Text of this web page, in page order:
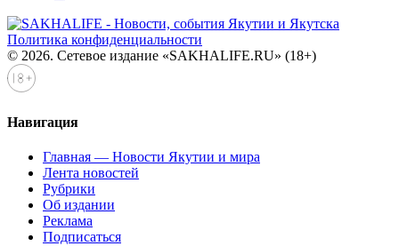
Политика конфиденциальности
© 2026. Сетевое издание «SAKHALIFE.RU» (18+)
Навигация
Главная — Новости Якутии и мира
Лента новостей
Рубрики
Об издании
Реклама
Подписаться